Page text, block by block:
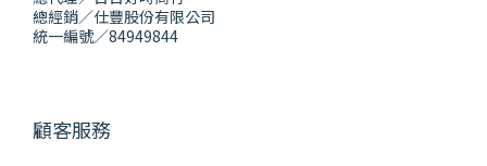
總經銷／仕豐股份有限公司
統一編號／84949844
顧客服務